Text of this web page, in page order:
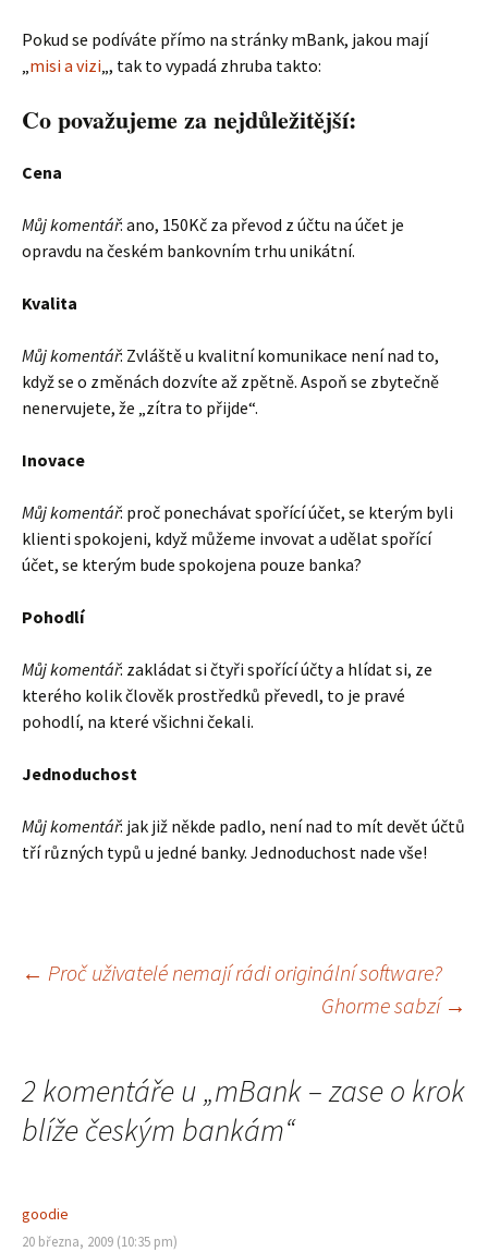
Pokud se podíváte přímo na stránky mBank, jakou mají
„misi a vizi„, tak to vypadá zhruba takto:
Co považujeme za nejdůležitější:
Cena
Můj komentář: ano, 150Kč za převod z účtu na účet je
opravdu na českém bankovním trhu unikátní.
Kvalita
Můj komentář: Zvláště u kvalitní komunikace není nad to,
když se o změnách dozvíte až zpětně. Aspoň se zbytečně
nenervujete, že „zítra to přijde“.
Inovace
Můj komentář: proč ponechávat spořící účet, se kterým byli
klienti spokojeni, když můžeme invovat a udělat spořící
účet, se kterým bude spokojena pouze banka?
Pohodlí
Můj komentář: zakládat si čtyři spořící účty a hlídat si, ze
kterého kolik člověk prostředků převedl, to je pravé
pohodlí, na které všichni čekali.
Jednoduchost
Můj komentář: jak již někde padlo, není nad to mít devět účtů
tří různých typů u jedné banky. Jednoduchost nade vše!
Navigace
příspěvek
← Proč uživatelé nemají rádi originální software?
Ghorme sabzí →
2 komentáře u „mBank – zase o krok
blíže českým bankám“
goodie
20 března, 2009 (10:35 pm)